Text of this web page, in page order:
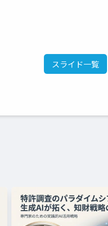
スライド一覧